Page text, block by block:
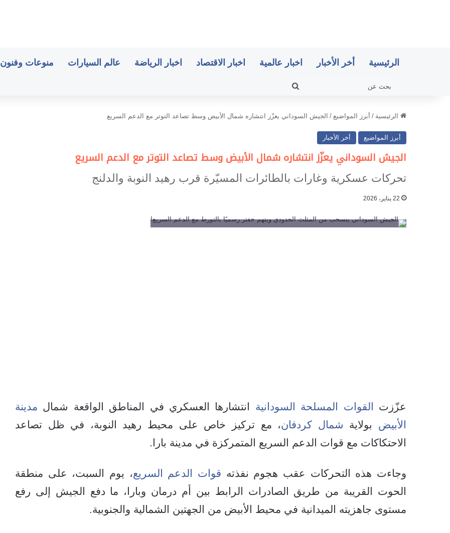
الرئيسية أخر الأخبار اخبار عالمية اخبار الاقتصاد اخبار الرياضة عالم السيارات منوعات وفنون
الرئيسية / أبرز المواضيع / الجيش السوداني يعزّز انتشاره شمال الأبيض وسط تصاعد التوتر مع الدعم السريع
أبرز المواضيع أخر الأخبار
الجيش السوداني يعزّز انتشاره شمال الأبيض وسط تصاعد التوتر مع الدعم السريع
تحركات عسكرية وغارات بالطائرات المسيّرة قرب رهيد النوبة والدلنج
22 يناير، 2026
عزّزت القوات المسلحة السودانية انتشارها العسكري في المناطق الواقعة شمال مدينة
الأبيض بولاية شمال كردفان، مع تركيز خاص على محيط رهيد النوبة، في ظل تصاعد
الاحتكاكات مع قوات الدعم السريع المتمركزة في مدينة بارا.
وجاءت هذه التحركات عقب هجوم نفذته قوات الدعم السريع، يوم السبت، على منطقة
الحوت القريبة من طريق الصادرات الرابط بين أم درمان وبارا، ما دفع الجيش إلى رفع
مستوى جاهزيته الميدانية في محيط الأبيض من الجهتين الشمالية والجنوبية.